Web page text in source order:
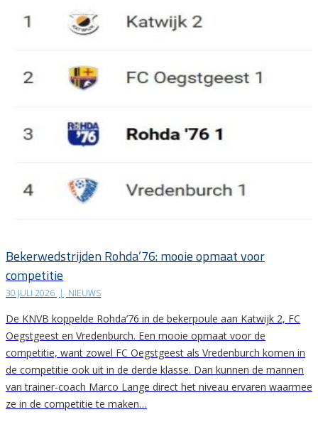
Bekerwedstrijden Rohda’76: mooie opmaat voor
competitie
30 JULI 2026 | NIEUWS
De KNVB koppelde Rohda’76 in de bekerpoule aan Katwijk 2, FC
Oegstgeest en Vredenburch. Een mooie opmaat voor de
competitie, want zowel FC Oegstgeest als Vredenburch komen in
de competitie ook uit in de derde klasse. Dan kunnen de mannen
van trainer-coach Marco Lange direct het niveau ervaren waarmee
ze in de competitie te maken…